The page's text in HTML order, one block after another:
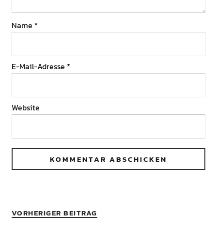
Name *
E-Mail-Adresse *
Website
VORHERIGER BEITRAG